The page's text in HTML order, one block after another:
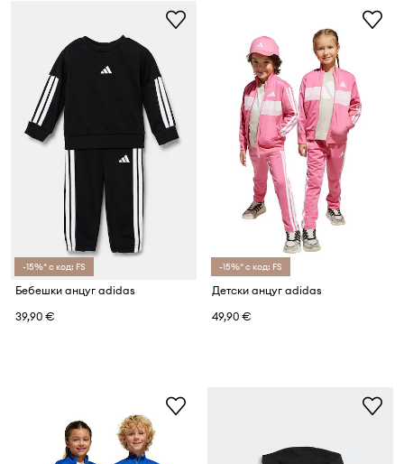
-15%* с код: FS
Бебешки анцуг adidas
39,90 €
-15%* с код: FS
Детски анцуг adidas
49,90 €